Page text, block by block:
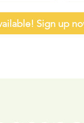
Sign up